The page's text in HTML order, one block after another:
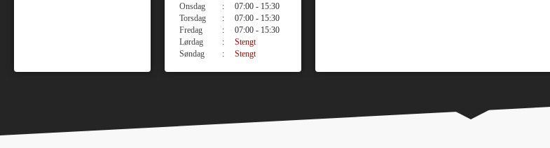
Onsdag
:
07:00 - 15:30
Torsdag
:
07:00 - 15:30
Fredag
:
07:00 - 15:30
Lørdag
:
Stengt
Søndag
: Stengt